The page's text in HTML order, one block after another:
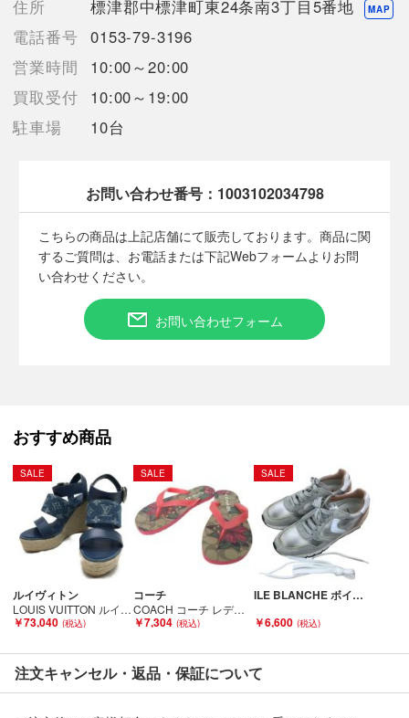
ョップと併売を行なっておりますが、
タイミングによりシステムの反映が間に合わず欠品となってしま
う場合がございます。
売切れの場合は、ご購入をキャンセルさせていただく場合がござ
います。】
とさせて頂きます。
●両かかとに糸のホツレや若干の剥がれがございます。
●外箱にキズ・剥がれ・破れ・ヘコミがございます。
●商品画像に関しては出来る限り忠実に表示出来るよう努めてお
りますが、実際の商品と比較し色味に若干の誤差や光の反射が生
じてる場合がありますこと予めご了承ください。
●店頭との併売商品のため、記載に無い細かなキズ、汚れが見受
けられるなど多少商品状態が変化する場合がございます。
こちらの商品はお客様から買取させていただいた商品であり、
人の手を経た商品です。
■弊社（株式会社オカモト）を装った偽装サイトにご注意くださ
弊社（株式会社オカモト）の商品画像や文章を無断盗用した『偽
装サイト』を確認しておりますが、
当店とは一切関係がございませんのでご注意ください。
住所 標津郡中標津町東24条南3丁目5番地 MAP
電話番号 0153-79-3196
営業時間
10:00～20:00
買取受付
10:00～19:00
駐車場
10台
お問い合わせ番号： 1003102034798
こちらの商品は上記店舗にて販売しております。商品に関
するご質問は、お電話または下記Webフォームよりお問
い合わせください。
お問い合わせフォーム
おすすめ商品
SALE
ルイヴィトン
LOUIS VUITTON ルイヴィトン レディースサンダル ウェッジソール スターボード・ライン 1A7RA8 スカイブルー Aランク
￥73,040
SALE
コーチ
COACH コーチ レディース ビーチサンダル シグネチャー ハイビスカス 24cm FG2607 Bランク
￥7,304
SALE
ILE BLANCHE ボイルブランシェ レディース スニーカー SIZE 38（24cm） グレー Cランク
￥6,600
注文キャンセル・返品・保証について